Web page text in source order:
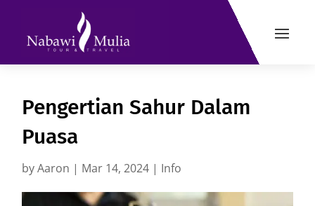
Pengertian Sahur Dalam
Puasa
byAaron | Mar 14, 2024 | Info